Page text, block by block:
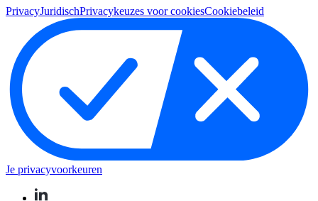
PrivacyJuridischPrivacykeuzes voor cookiesCookiebeleid
Je privacyvoorkeuren